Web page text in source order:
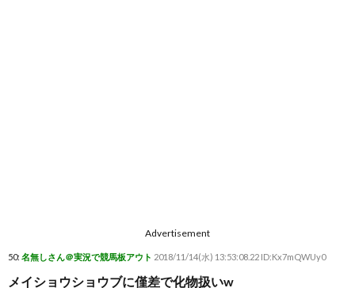
Advertisement
50: 名無しさん＠実況で競馬板アウト 2018/11/14(水) 13:53:08.22 ID:Kx7mQWUy0
メイショウショウブに僅差で化物扱いw